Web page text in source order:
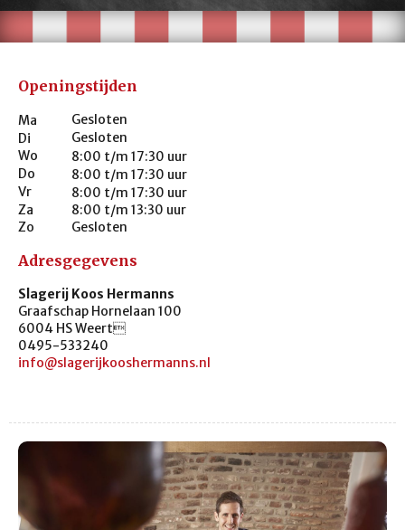
Openingstijden
Ma
Gesloten
Di
Gesloten
Wo
8:00 t/m 17:30 uur
Do
8:00 t/m 17:30 uur
Vr
8:00 t/m 17:30 uur
Za
8:00 t/m 13:30 uur
Zo
Gesloten
Adresgegevens
Slagerij Koos Hermanns
Graafschap Hornelaan 100
6004 HS Weert
0495-533240
info@slagerijkooshermanns.nl